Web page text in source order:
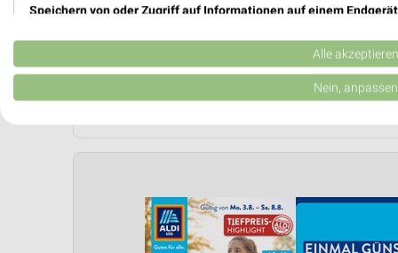
Jetzt alle "Angebote ab Montag" Themen entdecken!
Speichern von oder Zugriff auf Informationen auf einem Endgerät
Verwendung reduzierter Daten zur Auswahl von Werbeanzeigen
Erstellung von Profilen für personalisierte Werbung
Messung der Werbeleistung
Alle akzeptieren
Nein, anpassen